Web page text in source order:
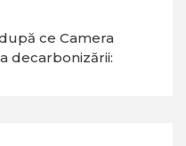
ce Camera
decarbonizării: